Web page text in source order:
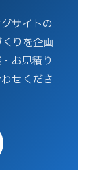
サイトの
りを企画
お見積り
せくださ